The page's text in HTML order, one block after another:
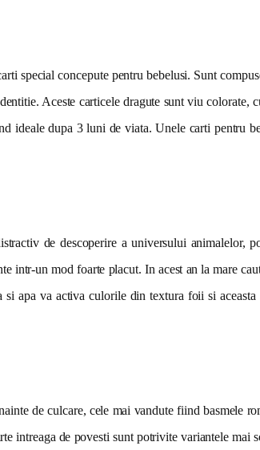
special concepute pentru bebelusi. Sunt
Aceste carticele dragute sunt viu
ideale dupa 3 luni de viata. Unele carti pentru
de descoperire a universului animalelor,
intr-un mod foarte placut. In acest an la mare
si apa va activa culorile din textura foii si
de culcare, cele mai vandute fiind basmele
intreaga de povesti sunt potrivite variantele